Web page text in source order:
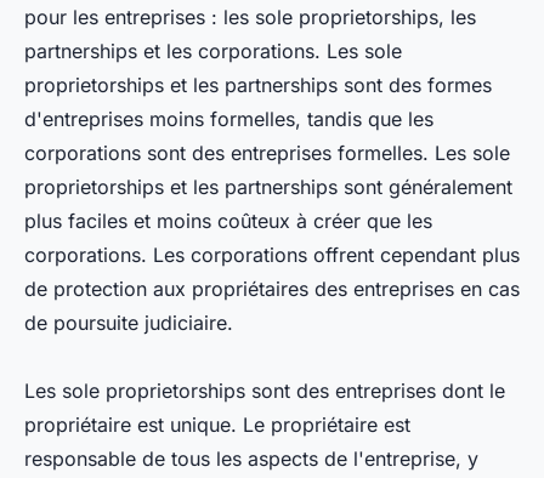
pour les entreprises : les sole proprietorships, les
partnerships et les corporations. Les sole
proprietorships et les partnerships sont des formes
d'entreprises moins formelles, tandis que les
corporations sont des entreprises formelles. Les sole
proprietorships et les partnerships sont généralement
plus faciles et moins coûteux à créer que les
corporations. Les corporations offrent cependant plus
de protection aux propriétaires des entreprises en cas
de poursuite judiciaire.
Les sole proprietorships sont des entreprises dont le
propriétaire est unique. Le propriétaire est
responsable de tous les aspects de l'entreprise, y